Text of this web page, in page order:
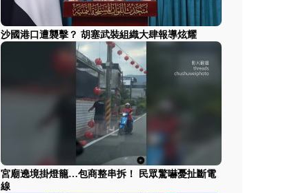
沙國港口遭襲擊？ 胡塞武裝組織大肆報導炫耀
宮廟遶境掛燈籠…包商整串拆！ 民眾驚嚇憂扯斷電
線